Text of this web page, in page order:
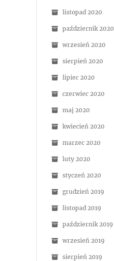
listopad 2020
październik 2020
wrzesień 2020
sierpień 2020
lipiec 2020
czerwiec 2020
maj 2020
kwiecień 2020
marzec 2020
luty 2020
styczeń 2020
grudzień 2019
listopad 2019
październik 2019
wrzesień 2019
sierpień 2019